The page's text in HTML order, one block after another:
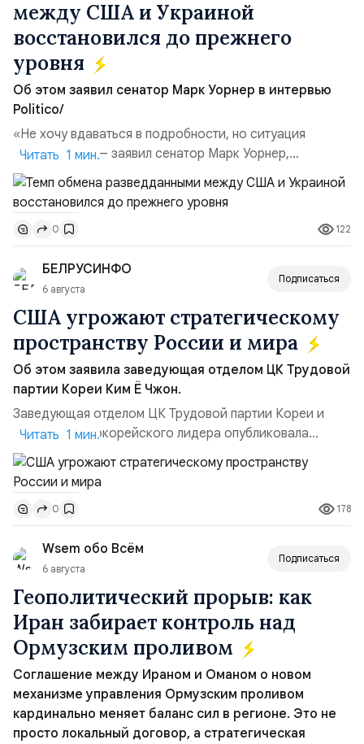
между США и Украиной
восстановился до прежнего
уровня
Об этом заявил сенатор Марк Уорнер в интервью
Politico/
«Не хочу вдаваться в подробности, но ситуация
улучшилась», — заявил сенатор Марк Уорнер,
высокопоставленный член комитета по разведке,
добавив, что использование Украиной беспилотников и
ракет большой дальности позволило ей наносить
удары вглубь российской территории и укрепило её
позиции.Сотрудничество со стороны США стало
ключом к позитивному пов...
Читать 1 мин.
0 122
БЕЛРУСИНФО
6 августа
Подписаться
США угрожают стратегическому
пространству России и мира
Об этом заявила заведующая отделом ЦК Трудовой
партии Кореи Ким Ё Чжон.
Заведующая отделом ЦК Трудовой партии Кореи и
сестра северокорейского лидера опубликовала
заявление для прессы в ответ на проведение Токио
совместных с флотом США запусков крылатых ракет
Томагавк.«Япония отбросила обманчивую видимость
„исключительно оборонительной страны“ и выносит
вопрос о собственном ядерном вооружении на
всеобщее обозрение, одновреме...
Читать 1 мин.
0 178
Wsem обо Всём
6 августа
Подписаться
Геополитический прорыв: как
Иран забирает контроль над
Ормузским проливом
Соглашение между Ираном и Оманом о новом
механизме управления Ормузским проливом
кардинально меняет баланс сил в регионе. Это не
просто локальный договор, а стратегическая